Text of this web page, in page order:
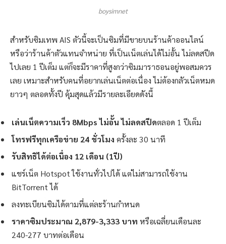
boysimnet
สำหรับซิมเทพ AIS ตัวนี้จะเป็นซิมที่มีขายบนร้านค้าออนไลน์
หรือว่าร้านค้าตัวแทนจำหน่าย ที่เป็นเน็ตเล่นได้ไม่อั้น ไม่ลดสปีด
ไปเลย 1 ปีเต็ม แต่ก็จะมีราคาที่สูงกว่าซิมมาราธอนอยู่พอสมควร
เลย เหมาะสำหรับคนที่อยากเล่นเน็ตต่อเนื่อง ไม่ต้องกลัวเน็ตหมด
ยาวๆ ตลอดทั้งปี คุ้มสุดแล้วมีรายละเอียดดังนี้
เล่นเน็ตความเร็ว 8Mbps ไม่อั้น ไม่ลดสปีดตลอด 1 ปีเต็ม
โทรฟรีทุกเครือข่าย 24 ชั่วโมง ครั้งละ 30 นาที
รับสิทธิได้ต่อเนื่อง 12 เดือน (1ปี)
แชร์เน็ต Hotspot ใช้งานทั่วไปได้ แต่ไม่สามารถใช้งาน
BitTorrent ได้
ลงทะเบียนซิมได้ตามที่แต่ละร้านกำหนด
ราคาซิมประมาณ 2,879-3,333 บาท หรือเฉลี่ยนเดือนละ
240-277 บาทต่อเดือน